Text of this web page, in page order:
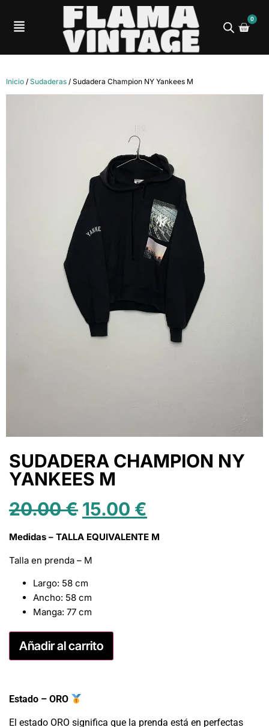
0
Inicio / Sudaderas / Sudadera Champion NY Yankees M
SUDADERA CHAMPION NY
YANKEES M
20.00€ 15.00 €
Medidas – TALLA EQUIVALENTE M
Talla en prenda – M
Largo: 58 cm
Ancho: 58 cm
Manga: 77 cm
Añadir al carrito
Estado – ORO
El estado ORO significa que la prenda está en perfectas